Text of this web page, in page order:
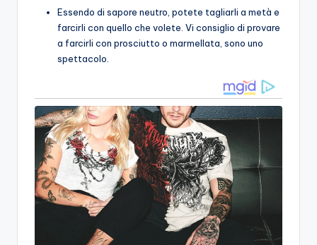
Essendo di sapore neutro, potete tagliarli a metà e
farcirli con quello che volete. Vi consiglio di provare
a farcirli con prosciutto o marmellata, sono uno
spettacolo.